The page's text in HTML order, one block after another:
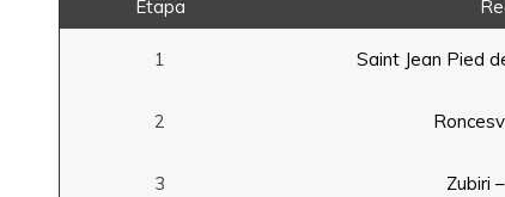
Etapa
1 Saint Jean Pied
2
3 Zubiri